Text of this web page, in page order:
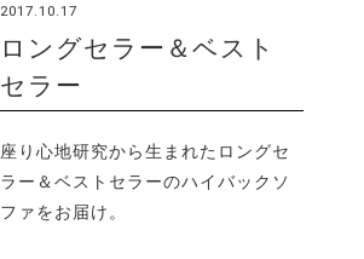
2017.10.17
ロングセラー＆ベスト
セラー
座り心地研究から生まれたロングセ
ラー＆ベストセラーのハイバックソ
ファをお届け。